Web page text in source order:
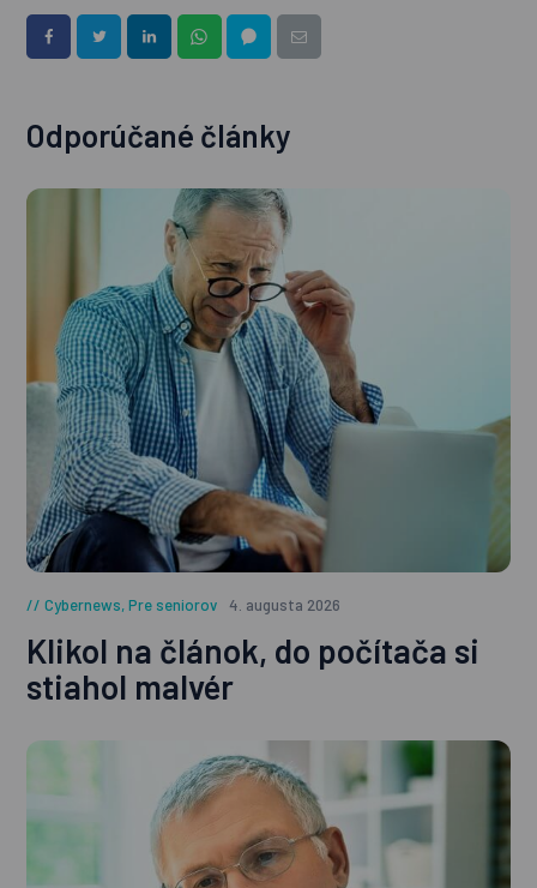
Odporúčané články
Cybernews,Pre seniorov 4. augusta 2026
Klikol na článok, do počítača si
stiahol malvér